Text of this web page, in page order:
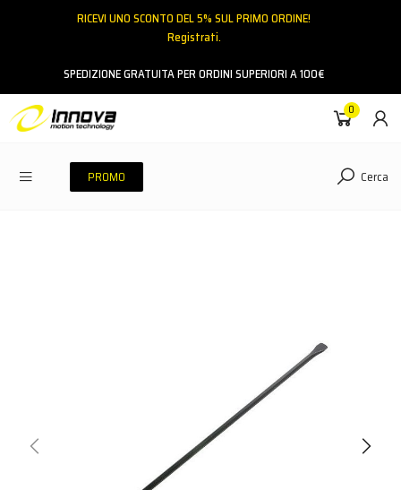
RICEVI UNO SCONTO DEL 5% SUL PRIMO ORDINE!
Registrati.
SPEDIZIONE GRATUITA PER ORDINI SUPERIORI A 100€
0
PROMO Cerca